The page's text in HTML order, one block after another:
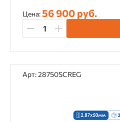
Цена:56 900 руб.
Арт: 28750SCREG